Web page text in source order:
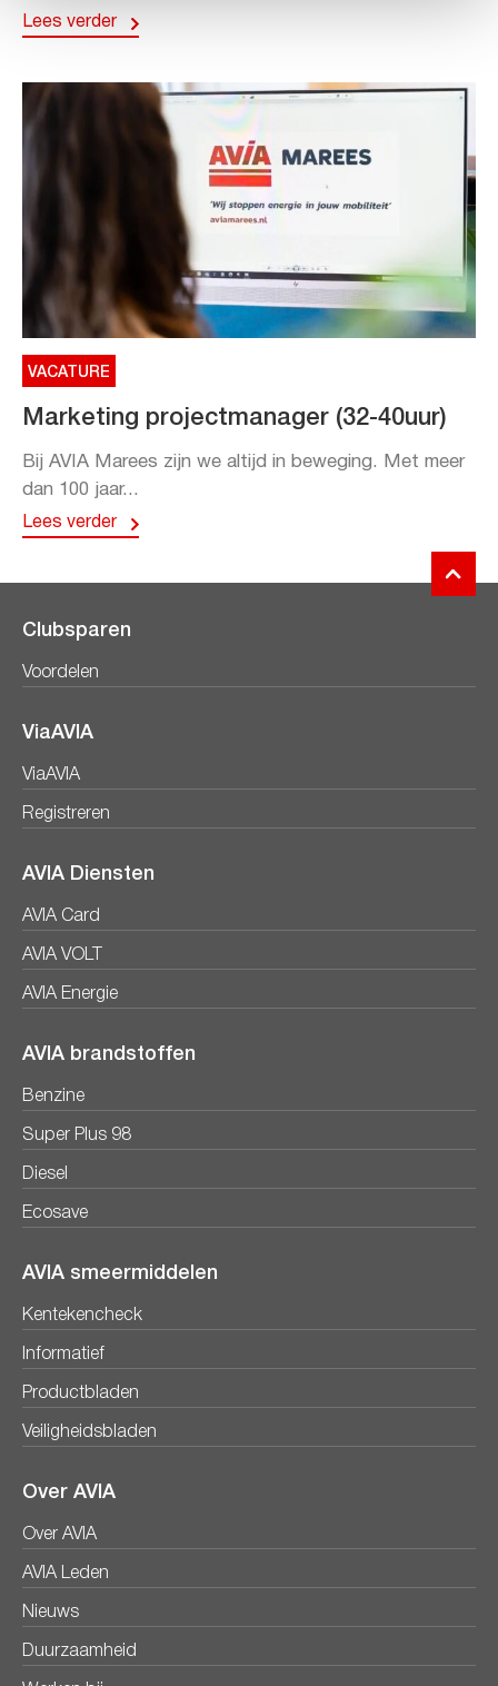
Lees verder
VACATURE
Marketing projectmanager (32-40uur)
Bij AVIA Marees zijn we altijd in beweging. Met meer
dan 100 jaar...
Lees verder
Clubsparen
Voordelen
ViaAVIA
ViaAVIA
Registreren
AVIA Diensten
AVIA Card
AVIA VOLT
AVIA Energie
AVIA brandstoffen
Benzine
Super Plus 98
Diesel
Ecosave
AVIA smeermiddelen
Kentekencheck
Informatief
Productbladen
Veiligheidsbladen
Over AVIA
Over AVIA
AVIA Leden
Nieuws
Duurzaamheid